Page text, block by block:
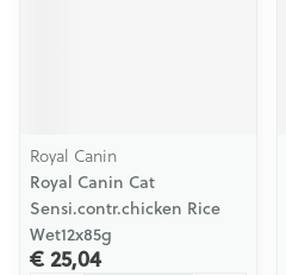
Royal Canin
Royal Canin Cat
Sensi.contr.chicken Rice
Wet12x85g
€ 25,04